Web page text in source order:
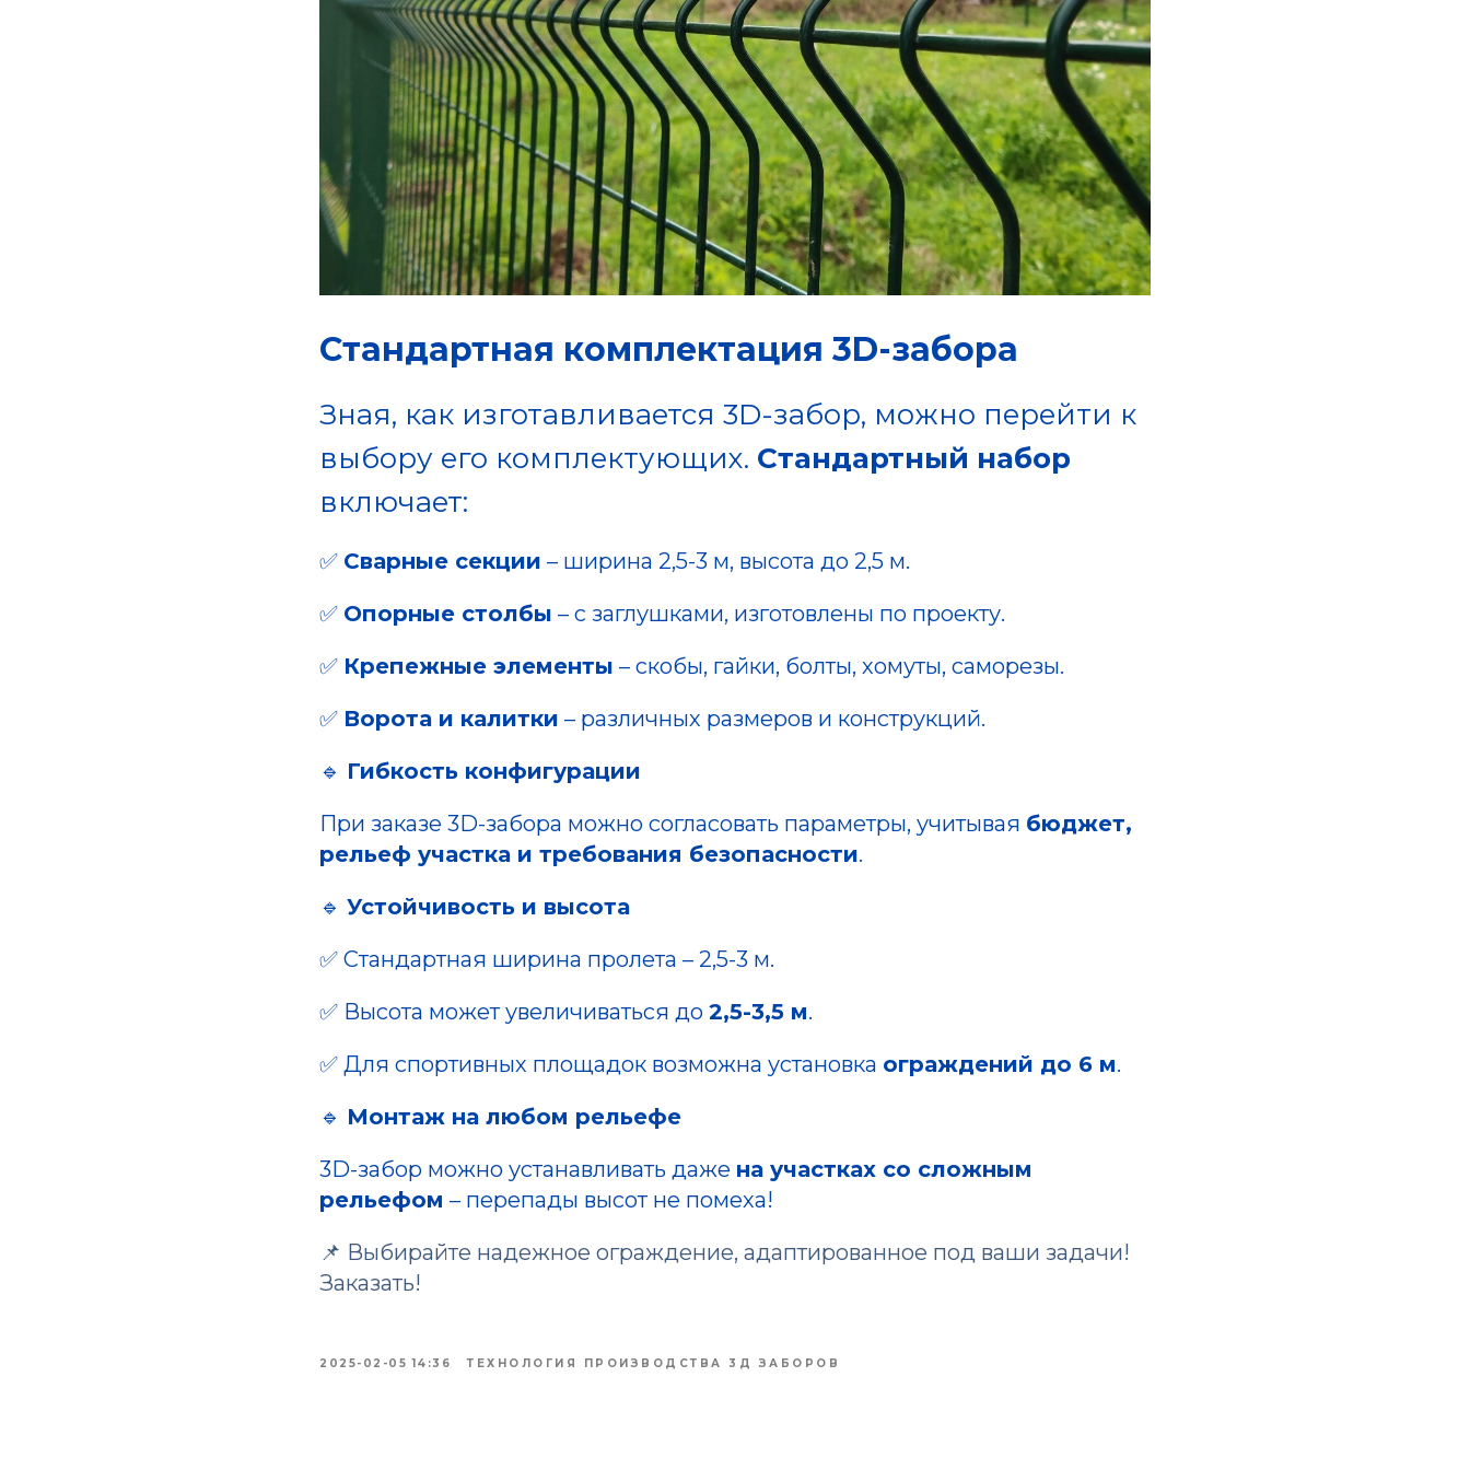
Стандартная комплектация 3D-забора
Зная, как изготавливается 3D-забор, можно перейти к
выбору его комплектующих. Стандартный набор
включает:
✅ Сварные секции – ширина 2,5-3 м, высота до 2,5 м.
✅ Опорные столбы – с заглушками, изготовлены по проекту.
✅ Крепежные элементы – скобы, гайки, болты, хомуты, саморезы.
✅ Ворота и калитки – различных размеров и конструкций.
🔹 Гибкость конфигурации
При заказе 3D-забора можно согласовать параметры, учитывая бюджет,
рельеф участка и требования безопасности.
🔹 Устойчивость и высота
✅ Стандартная ширина пролета – 2,5-3 м.
✅ Высота может увеличиваться до 2,5-3,5 м.
✅ Для спортивных площадок возможна установка ограждений до 6 м.
🔹 Монтаж на любом рельефе
3D-забор можно устанавливать даже на участках со сложным
рельефом – перепады высот не помеха!
📌 Выбирайте надежное ограждение, адаптированное под ваши задачи!
Заказать!
2025-02-05 14:36 ТЕХНОЛОГИЯ ПРОИЗВОДСТВА 3Д ЗАБОРОВ